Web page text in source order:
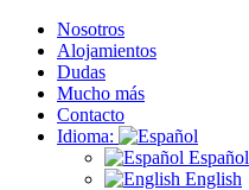
Nosotros
Alojamientos
Dudas
Mucho más
Contacto
Idioma:
Español
English